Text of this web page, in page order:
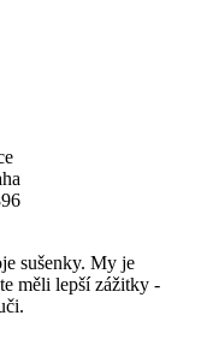
sušenky. My je
měli lepší zážitky -